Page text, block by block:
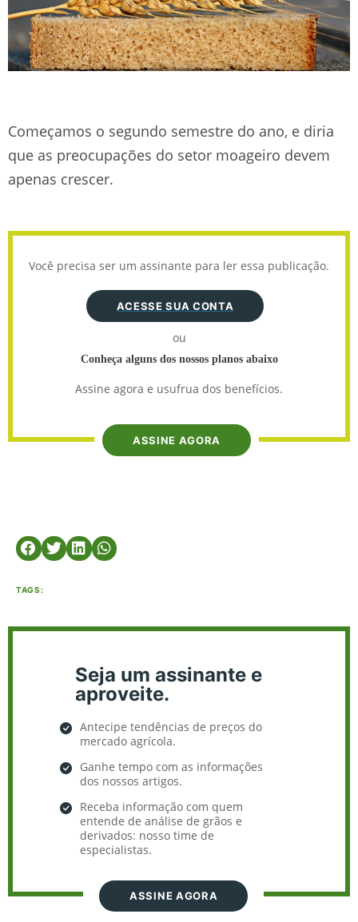
Começamos o segundo semestre do ano, e diria
que as preocupações do setor moageiro devem
apenas crescer.
Você precisa ser um assinante para ler essa publicação.
ACESSE SUA CONTA
ou
Conheça alguns dos nossos planos abaixo
Assine agora e usufrua dos benefícios.
ASSINE AGORA
TAGS:
Seja um assinante e
aproveite.
Antecipe tendências de preços do
mercado agrícola.
Ganhe tempo com as informações
dos nossos artigos.
Receba informação com quem
entende de análise de grãos e
derivados: nosso time de
especialistas.
ASSINE AGORA